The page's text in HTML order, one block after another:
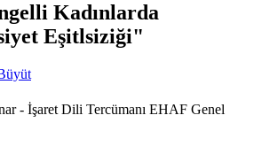
Kadınlarda
Eşitlsiziği"
- İşaret Dili Tercümanı EHAF Genel